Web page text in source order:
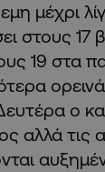
μέχρι
στους 17
19 στα
ο
αλλά τις